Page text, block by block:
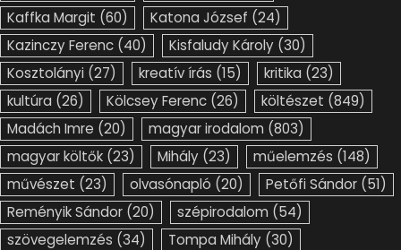
Kaffka Margit (60) Katona József (24)
Kazinczy Ferenc (40) Kisfaludy Károly (30)
Kosztolányi (27) kreatív írás (15) kritika (23)
kultúra (26) Kölcsey Ferenc (26) költészet (849)
Madách Imre (20) magyar irodalom (803)
magyar költők (23) Mihály (23) műelemzés (148)
művészet (23) olvasónapló (20) Petőfi Sándor (51)
Reményik Sándor (20) szépirodalom (54)
szövegelemzés (34) Tompa Mihály (30)